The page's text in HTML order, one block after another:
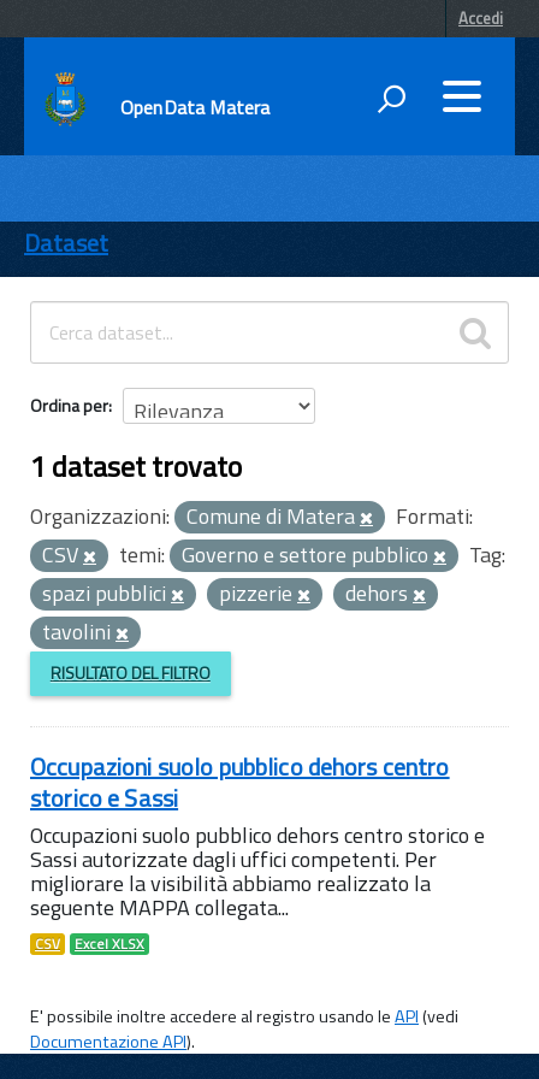
Accedi
OpenData Matera
ENTI
TEMI
INFORMAZIONI
Dataset
Ordina per
1 dataset trovato
Organizzazioni: Comune di Matera
Formati:
CSV
temi: Governo e settore pubblico
Tag:
spazi pubblici
pizzerie
dehors
tavolini
RISULTATO DEL FILTRO
Occupazioni suolo pubblico dehors centro
storico e Sassi
Occupazioni suolo pubblico dehors centro storico e
Sassi autorizzate dagli uffici competenti. Per
migliorare la visibilità abbiamo realizzato la
seguente MAPPA collegata...
CSV Excel XLSX
E' possibile inoltre accedere al registro usando leAPI(vedi
Documentazione API).